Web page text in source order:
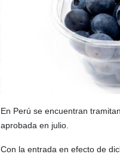
En Perú se encuentran
aprobada en julio.
Con la entrada en efecto de